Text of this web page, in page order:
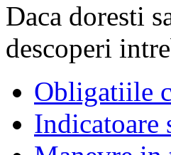
Daca doresti
descoperi
Obligatiile
Indicatoare